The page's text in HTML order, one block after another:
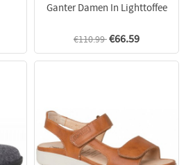
Ganter Damen In Lighttoffee
€110.99€66.59